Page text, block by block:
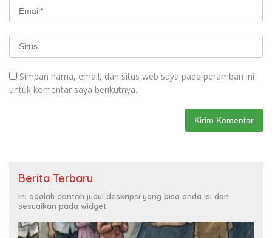
Simpan nama, email, dan situs web saya pada peramban ini
untuk komentar saya berikutnya.
Berita Terbaru
Ini adalah contoh judul deskripsi yang bisa anda isi dan
sesuaikan pada widget